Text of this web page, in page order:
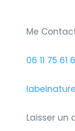
Me
06 11 75 61
Laisser un